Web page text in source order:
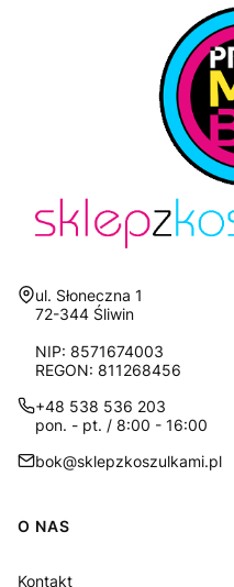
Adres:
ul. Słoneczna 1
72-344 Śliwin
NIP: 8571674003
REGON: 811268456
+48 538 536 203
pon. - pt. / 8:00 - 16:00
bok@sklepzkoszulkami.pl
Linki w stopce
O NAS
Kontakt